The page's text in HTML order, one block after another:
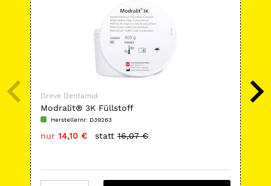
Dreve Dentamid
Modralit® 3K Füllstoff
Herstellernr: D39263
nur 14,10 € statt 16,07 €